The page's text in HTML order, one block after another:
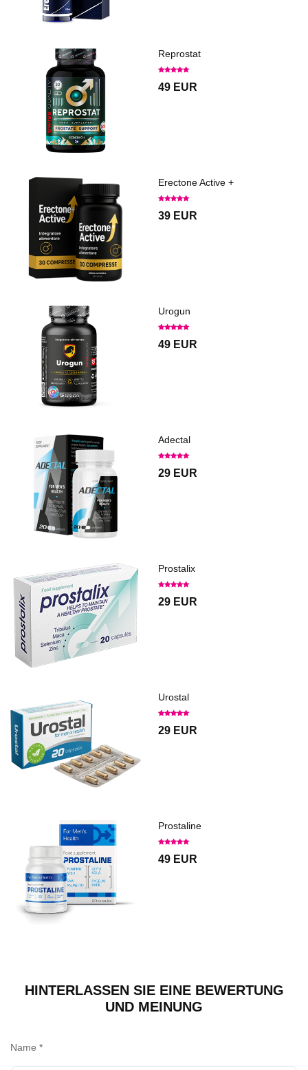
Reprostat
49 EUR
Erectone Active +
39 EUR
Urogun
49 EUR
Adectal
29 EUR
Prostalix
29 EUR
Urostal
29 EUR
Prostaline
49 EUR
HINTERLASSEN SIE EINE BEWERTUNG
UND MEINUNG
Name *